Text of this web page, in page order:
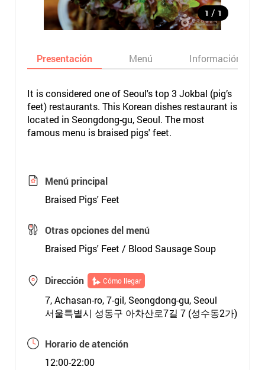
1 / 1
Presentación Menú Información
It is considered one of Seoul's top 3 Jokbal (pig’s
feet) restaurants. This Korean dishes restaurant is
located in Seongdong-gu, Seoul. The most
famous menu is braised pigs' feet.
Menú principal
Braised Pigs' Feet
Otras opciones del menú
Braised Pigs' Feet / Blood Sausage Soup
Dirección Cómo llegar
7, Achasan-ro, 7-gil, Seongdong-gu, Seoul
서울특별시 성동구 아차산로7길 7 (성수동2가)
Horario de atención
12:00-22:00